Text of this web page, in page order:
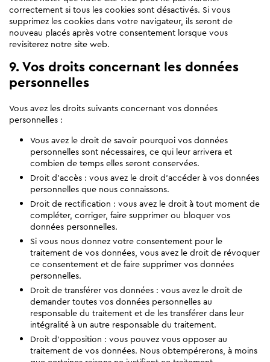
correctement si tous les cookies sont désactivés. Si vous
supprimez les cookies dans votre navigateur, ils seront de
nouveau placés après votre consentement lorsque vous
revisiterez notre site web.
9. Vos droits concernant les données
personnelles
Vous avez les droits suivants concernant vos données
personnelles :
Vous avez le droit de savoir pourquoi vos données
personnelles sont nécessaires, ce qui leur arrivera et
combien de temps elles seront conservées.
Droit d’accès : vous avez le droit d’accéder à vos données
personnelles que nous connaissons.
Droit de rectification : vous avez le droit à tout moment de
compléter, corriger, faire supprimer ou bloquer vos
données personnelles.
Si vous nous donnez votre consentement pour le
traitement de vos données, vous avez le droit de révoquer
ce consentement et de faire supprimer vos données
personnelles.
Droit de transférer vos données : vous avez le droit de
demander toutes vos données personnelles au
responsable du traitement et de les transférer dans leur
intégralité à un autre responsable du traitement.
Droit d’opposition : vous pouvez vous opposer au
traitement de vos données. Nous obtempérerons, à moins